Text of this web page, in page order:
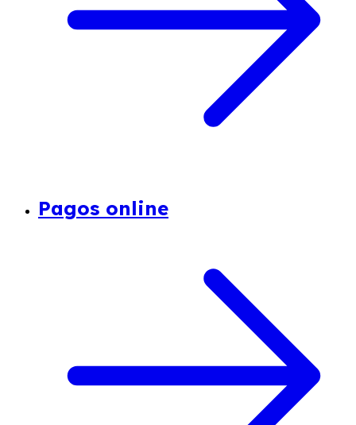
Pagos online